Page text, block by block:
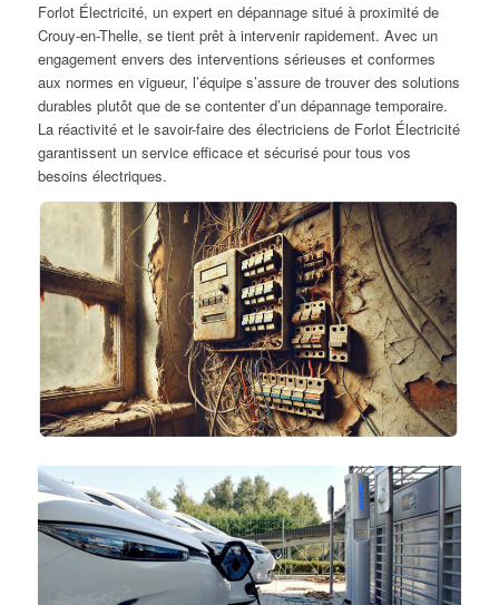
Forlot Électricité, un expert en dépannage situé à proximité de
Crouy-en-Thelle, se tient prêt à intervenir rapidement. Avec un
engagement envers des interventions sérieuses et conformes
aux normes en vigueur, l’équipe s’assure de trouver des solutions
durables plutôt que de se contenter d’un dépannage temporaire.
La réactivité et le savoir-faire des électriciens de Forlot Électricité
garantissent un service efficace et sécurisé pour tous vos
besoins électriques.